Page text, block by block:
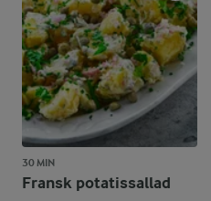
30 MIN
Fransk potatissallad